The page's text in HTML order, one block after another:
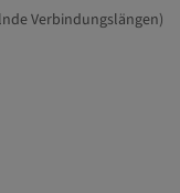
Verbindungslängen)